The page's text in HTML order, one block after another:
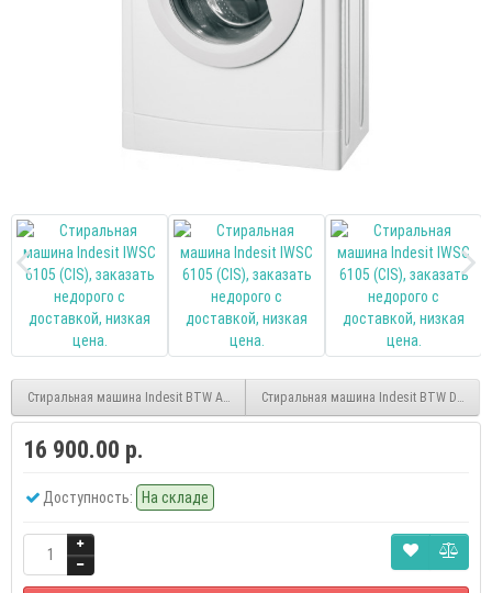
Стиральная машина Indesit BTW A5851 (RF)Стиральная машина Indesit BTW D61253
16 900.00 р.
Доступность: На складе